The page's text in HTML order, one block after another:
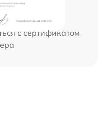
с сертификатом